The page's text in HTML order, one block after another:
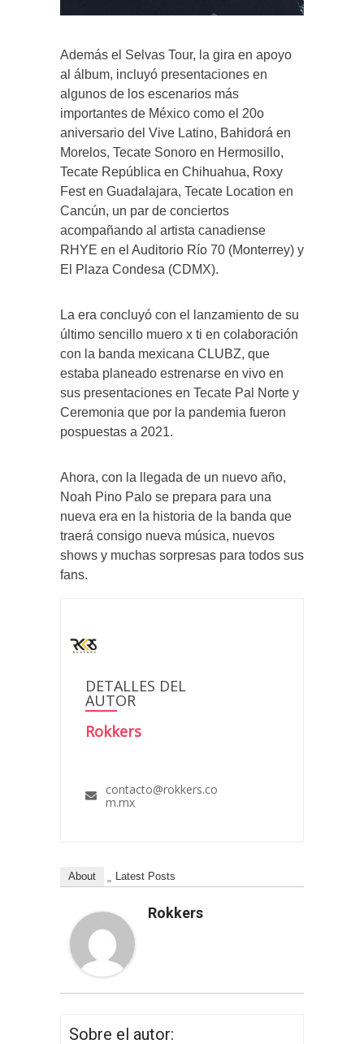
Además el Selvas Tour, la gira en apoyo
al álbum, incluyó presentaciones en
algunos de los escenarios más
importantes de México como el 20o
aniversario del Vive Latino, Bahidorá en
Morelos, Tecate Sonoro en Hermosillo,
Tecate República en Chihuahua, Roxy
Fest en Guadalajara, Tecate Location en
Cancún, un par de conciertos
acompañando al artista canadiense
RHYE en el Auditorio Río 70 (Monterrey) y
El Plaza Condesa (CDMX).
La era concluyó con el lanzamiento de su
último sencillo muero x ti en colaboración
con la banda mexicana CLUBZ, que
estaba planeado estrenarse en vivo en
sus presentaciones en Tecate Pal Norte y
Ceremonia que por la pandemia fueron
pospuestas a 2021.
Ahora, con la llegada de un nuevo año,
Noah Pino Palo se prepara para una
nueva era en la historia de la banda que
traerá consigo nueva música, nuevos
shows y muchas sorpresas para todos sus
fans.
DETALLES DEL
AUTOR
Rokkers
contacto@rokkers.co
m.mx
About Latest Posts
Rokkers
Sobre el autor: